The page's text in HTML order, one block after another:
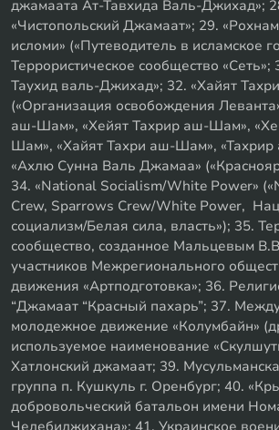
джамаата Ат-Тавхида Валь-Джихад»;
«Чистопольский Джамаат»; 29.
исломи» («Путеводитель в исламское
Террористическое сообщество «Сеть»;
Таухид валь-Джихад»; 32. «Хайят
(«Организация освобождения
аш-Шам», «Хейят Тахрир аш-Шам»,
Шам», «Хайят Тахри аш-Шам»,
«Ахлю Сунна Валь Джамаа»
34. «National Socialism/White Power»
Crew, Sparrows Crew/White Power,
социализм/Белая сила, власть»); 35.
сообщество, созданное Мальцевым
участников Межрегионального
движения «Артподготовка»; 36.
“Джамаат “Красный пахарь”; 37.
молодежное движение «Колумбайн»
используемое наименование
Хатлонский джамаат; 39.
группа п. Кушкуль г. Оренбург; 40.
добровольческий батальон имени
Челебиджихана»; 41. Украинское